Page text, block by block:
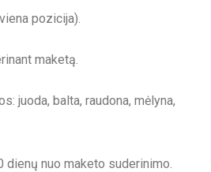
pozicija).
maketą.
juoda, balta, raudona, mėlyna,
dienų nuo maketo suderinimo.